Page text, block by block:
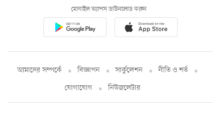
মোবাইল অ্যাপস ডাউনলোড করুন
আমাদের সম্পর্কে বিজ্ঞাপন সার্কুলেশন
নীতি ও শর্ত
যোগাযোগ
নিউজলেটার